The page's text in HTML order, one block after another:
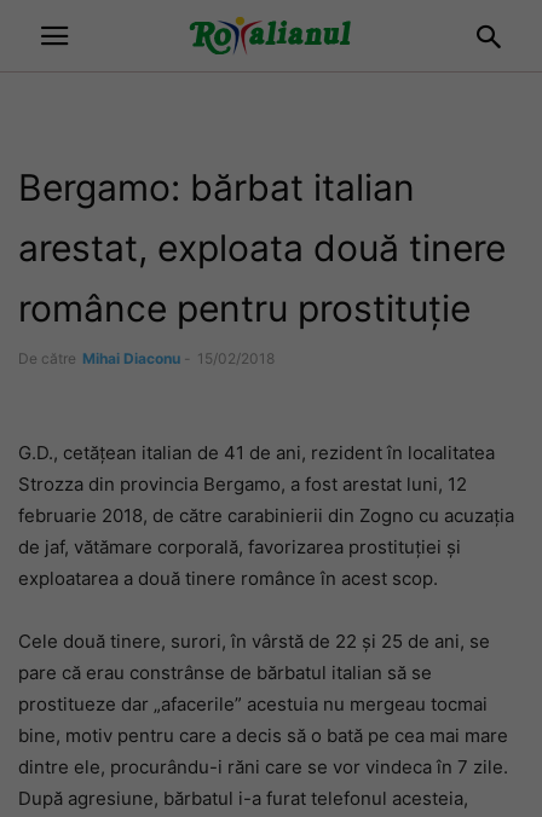
Bergamo: bărbat italian
arestat, exploata două tinere
românce pentru prostituție
De către Mihai Diaconu - 15/02/2018
G.D., cetățean italian de 41 de ani, rezident în localitatea
Strozza din provincia Bergamo, a fost arestat luni, 12
februarie 2018, de către carabinierii din Zogno cu acuzația
de jaf, vătămare corporală, favorizarea prostituției și
exploatarea a două tinere românce în acest scop.
Cele două tinere, surori, în vârstă de 22 și 25 de ani, se
pare că erau constrânse de bărbatul italian să se
prostitueze dar „afacerile” acestuia nu mergeau tocmai
bine, motiv pentru care a decis să o bată pe cea mai mare
dintre ele, procurându-i răni care se vor vindeca în 7 zile.
După agresiune, bărbatul i-a furat telefonul acesteia,